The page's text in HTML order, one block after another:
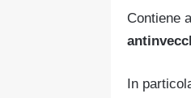
Contiene
In